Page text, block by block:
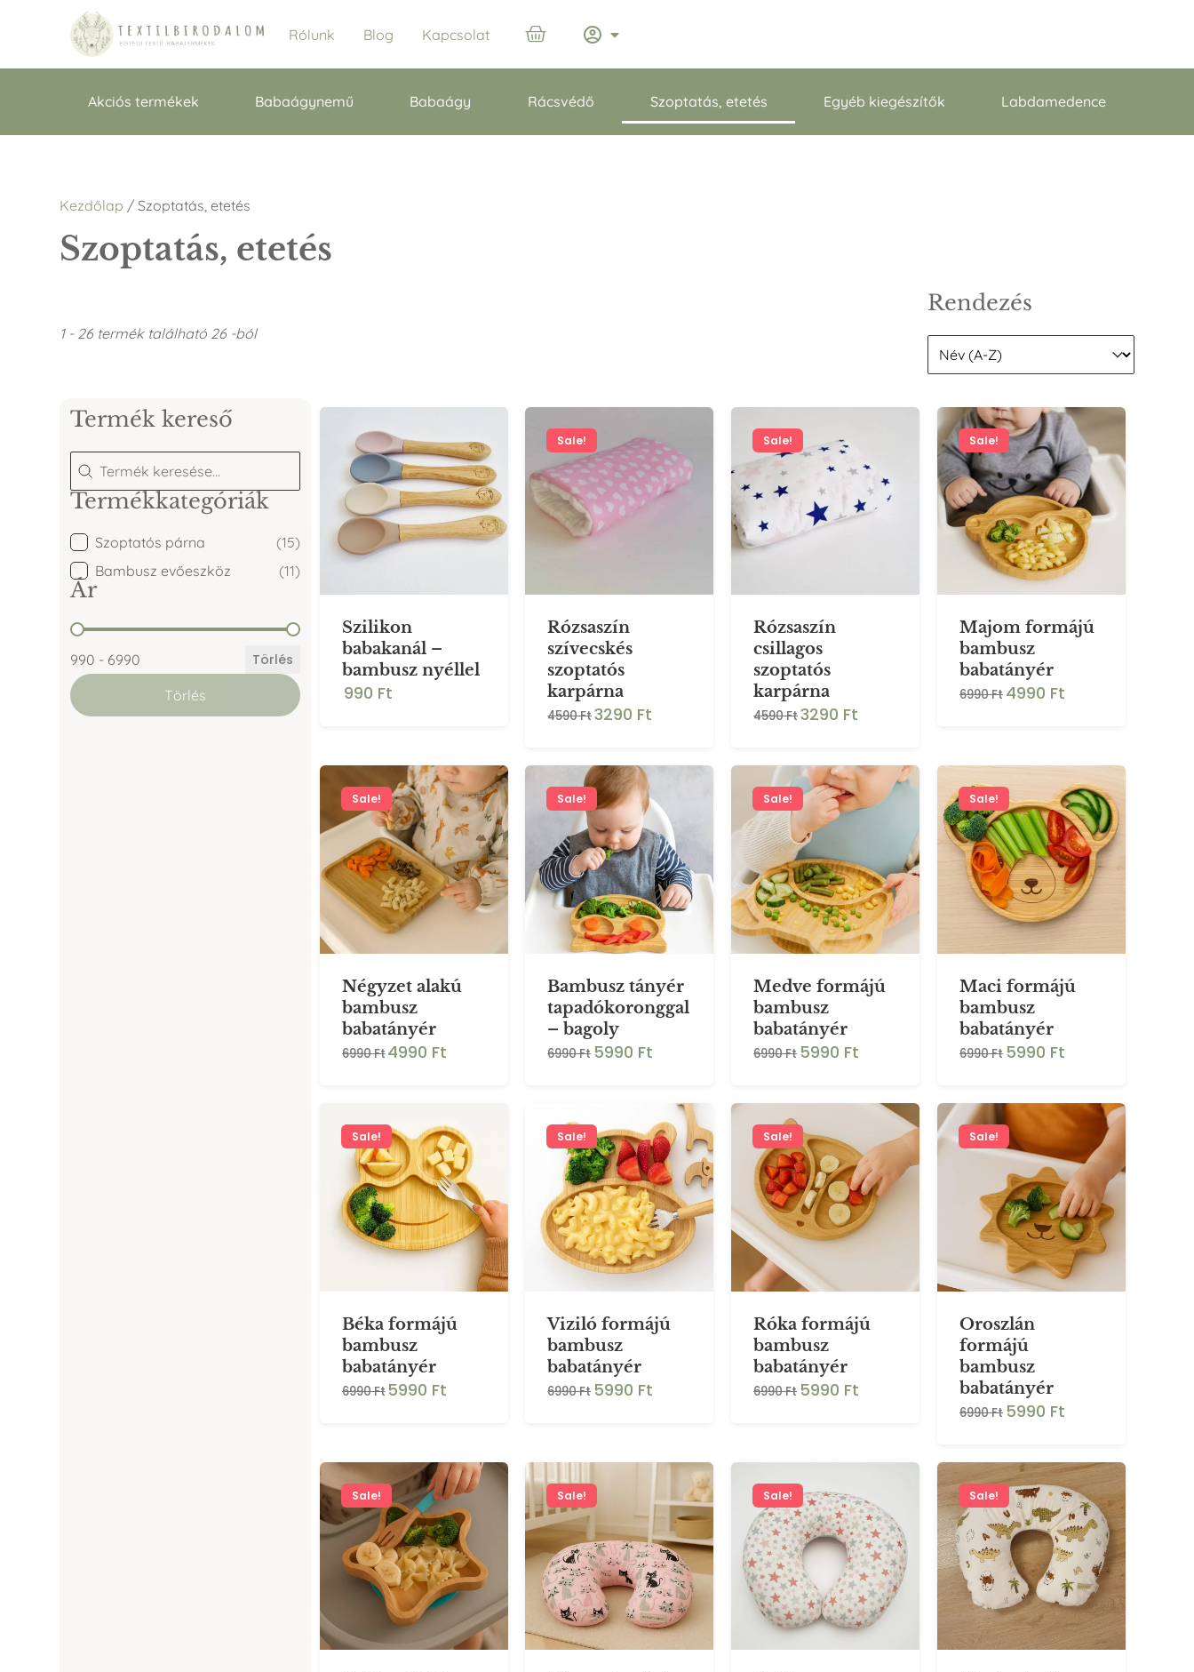
Rólunk Blog Kapcsolat
Akciós termékek Babaágynemű Babaágy Rácsvédő Szoptatás, etetés Egyéb kiegészítők Labdamedence
Kezdőlap / Szoptatás, etetés
Szoptatás, etetés
1 - 26 termék található 26 -ból
Rendezés
Rendezés
Rendezés
Termék kereső
Termék kereső
Termék kereső
Termékkategóriák
Termékkategóriák
Szoptatós párna
(15)
Bambusz evőeszköz
(11)
Ár
Ár
990 - 6990
Törlés
Törlés
Szilikon
babakanál –
bambusz nyéllel
990 Ft
Sale!
Rózsaszín
szívecskés
szoptatós
karpárna
4590 Ft3290 Ft
Sale!
Rózsaszín
csillagos
szoptatós
karpárna
4590 Ft3290 Ft
Sale!
Majom formájú
bambusz
babatányér
6990 Ft 4990 Ft
Sale!
Négyzet alakú
bambusz
babatányér
6990 Ft4990 Ft
Sale!
Bambusz tányér
tapadókoronggal
– bagoly
6990 Ft 5990 Ft
Sale!
Medve formájú
bambusz
babatányér
6990 Ft 5990 Ft
Sale!
Maci formájú
bambusz
babatányér
6990 Ft 5990 Ft
Sale!
Béka formájú
bambusz
babatányér
6990 Ft 5990 Ft
Sale!
Viziló formájú
bambusz
babatányér
6990 Ft 5990 Ft
Sale!
Róka formájú
bambusz
babatányér
6990 Ft 5990 Ft
Sale!
Oroszlán
formájú
bambusz
babatányér
6990 Ft 5990 Ft
Sale! Sale! Sale! Sale!